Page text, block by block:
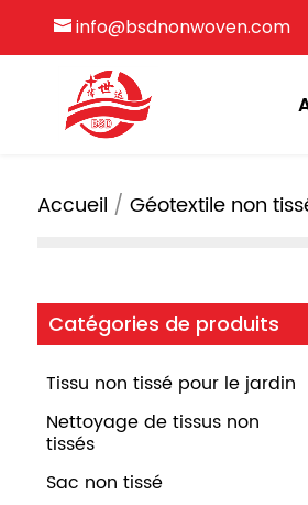
info@bsdnonwoven.com
Accueil Géotextile non
Catégories de produits
Tissu non tissé pour le jardin
Nettoyage de tissus non
tissés
Sac non tissé